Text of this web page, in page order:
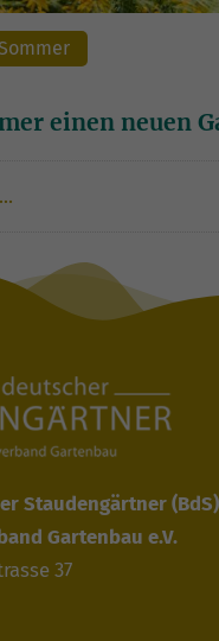
einen neuen
Staudengärtner (BdS)
Gartenbau e.V.
37